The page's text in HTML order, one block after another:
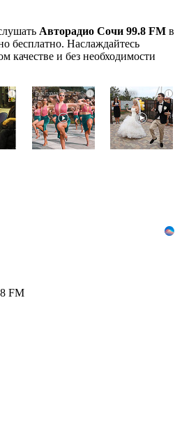
Авторадио Сочи 99.8 FM в
бесплатно. Наслаждайтесь
качестве и без необходимости
i
Королева
вагона
отожгла!
Видео
i
Ржу
переставая,
это
видео
i
FM